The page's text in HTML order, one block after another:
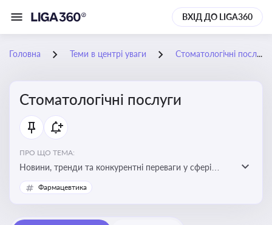
ВХІД ДО LIGA360
Головна Теми в центрі уваги Стоматологічні послуги
Стоматологічні послуги
ПРО ЩО ТЕМА:
Новини, тренди та конкурентні переваги у сфері
стоматологічних послуг. Використання новітніх
технологій та стратегій для покращення
Фармацевтика